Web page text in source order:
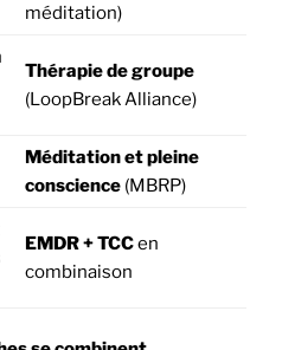
méditation)
Thérapie de groupe
(LoopBreak Alliance)
Méditation et pleine
conscience (MBRP)
EMDR + TCCen
combinaison